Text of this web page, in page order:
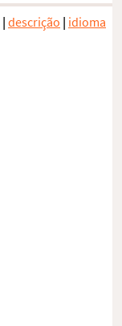
| descrição | idioma